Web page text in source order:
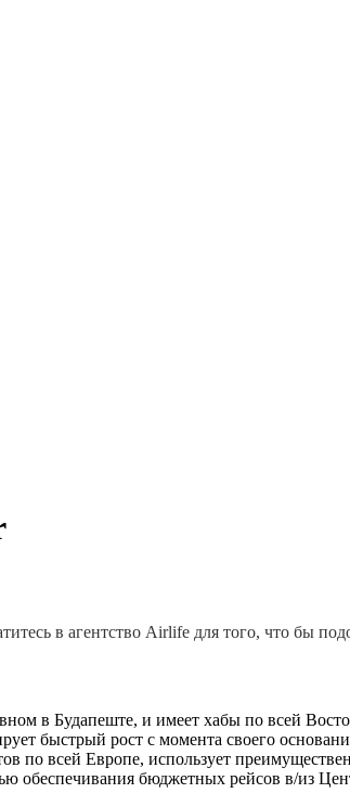
в агентство Airlife для того, что бы
в Будапеште, и имеет хабы по всей
быстрый рост с момента своего
по всей Европе, использует
обеспечивания бюджетных рейсов в/из